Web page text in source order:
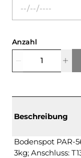
Anzahl
Beschreibung
Bodenspot PAR-
3kg; Anschluss: